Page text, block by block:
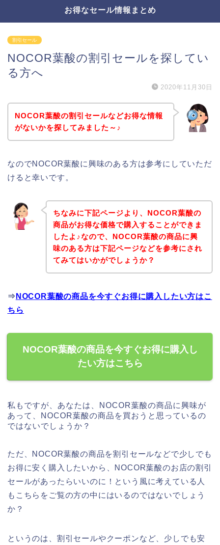
お得なセール情報まとめ
割引セール
NOCOR葉酸の割引セールを探してい
る方へ
2020年11月30日
NOCOR葉酸の割引セールなどお得な情報
がないかを探してみました～♪
なのでNOCOR葉酸に興味のある方は参考にしていただ
けると幸いです。
ちなみに下記ページより、NOCOR葉酸の
商品がお得な価格で購入することができま
したよ♪なので、NOCOR葉酸の商品に興
味のある方は下記ページなどを参考にされ
てみてはいかがでしょうか？
⇒ NOCOR葉酸の商品を今すぐお得に購入したい方はこ
ちら
NOCOR葉酸の商品を今すぐお得に購入し
たい方はこちら
私もですが、あなたは、NOCOR葉酸の商品に興味が
あって、NOCOR葉酸の商品を買おうと思っているの
ではないでしょうか？
ただ、NOCOR葉酸の商品を割引セールなどで少しでも
お得に安く購入したいから、NOCOR葉酸のお店の割引
セールがあったらいいのに！という風に考えている人
もこちらをご覧の方の中にはいるのではないでしょう
か？
というのは、割引セールやクーポンなど、少しでも安